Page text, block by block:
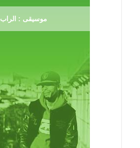
موسيقى : الراب